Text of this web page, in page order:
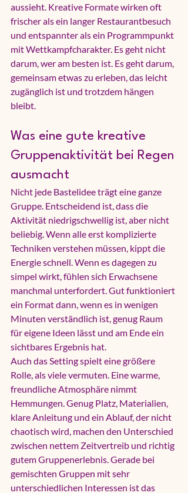
aussieht. Kreative Formate wirken oft
frischer als ein langer Restaurantbesuch
und entspannter als ein Programmpunkt
mit Wettkampfcharakter. Es geht nicht
darum, wer am besten ist. Es geht darum,
gemeinsam etwas zu erleben, das leicht
zugänglich ist und trotzdem hängen
bleibt.
Was eine gute kreative
Gruppenaktivität bei Regen
ausmacht
Nicht jede Bastelidee trägt eine ganze
Gruppe. Entscheidend ist, dass die
Aktivität niedrigschwellig ist, aber nicht
beliebig. Wenn alle erst komplizierte
Techniken verstehen müssen, kippt die
Energie schnell. Wenn es dagegen zu
simpel wirkt, fühlen sich Erwachsene
manchmal unterfordert. Gut funktioniert
ein Format dann, wenn es in wenigen
Minuten verständlich ist, genug Raum
für eigene Ideen lässt und am Ende ein
sichtbares Ergebnis hat.
Auch das Setting spielt eine größere
Rolle, als viele vermuten. Eine warme,
freundliche Atmosphäre nimmt
Hemmungen. Genug Platz, Materialien,
klare Anleitung und ein Ablauf, der nicht
chaotisch wird, machen den Unterschied
zwischen nettem Zeitvertreib und richtig
gutem Gruppenerlebnis. Gerade bei
gemischten Gruppen mit sehr
unterschiedlichen Interessen ist das